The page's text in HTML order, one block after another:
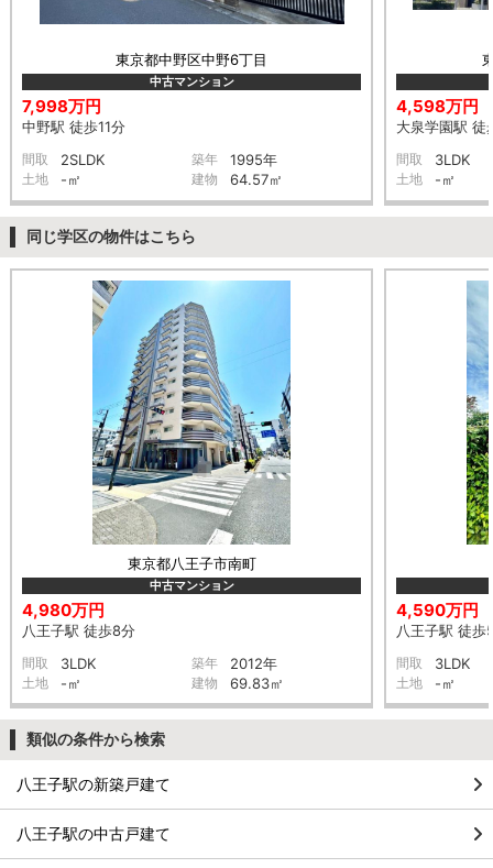
東京都中野区中野6丁目
中古マンション
7,998万円
中野駅 徒歩11分
間取 2SLDK 築年 1995年
土地 -㎡ 建物 64.57㎡
4,598万円
大泉学園駅 徒
間取 3LDK
土地 -㎡
同じ学区の物件はこちら
東京都八王子市南町
中古マンション
4,980万円
八王子駅 徒歩8分
間取 3LDK 築年 2012年
土地 -㎡ 建物 69.83㎡
4,590万円
八王子駅 徒歩
間取 3LDK
土地 -㎡
類似の条件から検索
八王子駅の新築戸建て
八王子駅の中古戸建て